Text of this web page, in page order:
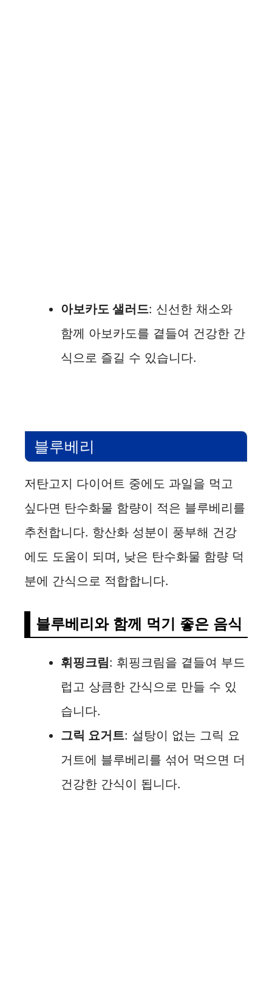
아보카도 샐러드: 신선한 채소와
함께 아보카도를 곁들여 건강한 간
식으로 즐길 수 있습니다.
블루베리
저탄고지 다이어트 중에도 과일을 먹고
싶다면 탄수화물 함량이 적은 블루베리를
추천합니다. 항산화 성분이 풍부해 건강
에도 도움이 되며, 낮은 탄수화물 함량 덕
분에 간식으로 적합합니다.
블루베리와 함께 먹기 좋은 음식
휘핑크림: 휘핑크림을 곁들여 부드
럽고 상큼한 간식으로 만들 수 있
습니다.
그릭 요거트: 설탕이 없는 그릭 요
거트에 블루베리를 섞어 먹으면 더
건강한 간식이 됩니다.